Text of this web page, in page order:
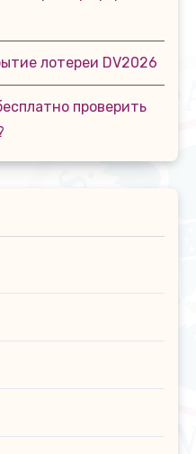
лотереи DV2026
проверить